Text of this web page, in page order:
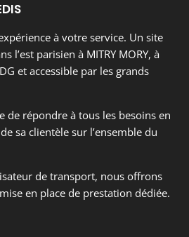
à votre service. Un site
l’est parisien à MITRY MORY, à
et accessible par les grands
de répondre à tous les besoins en
sa clientèle sur l’ensemble du
de transport, nous offrons
en place de prestation dédiée.